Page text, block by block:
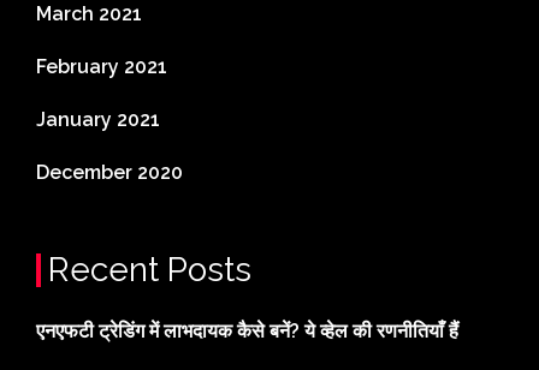
March 2021
February 2021
January 2021
December 2020
Recent Posts
एनएफटी ट्रेडिंग में लाभदायक कैसे बनें? ये व्हेल की रणनीतियाँ हैं